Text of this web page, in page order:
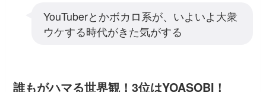
YouTuberとかボカロ系が、いよいよ大衆
ウケする時代がきた気がする
誰もがハマる世界観！3位はYOASOBI！